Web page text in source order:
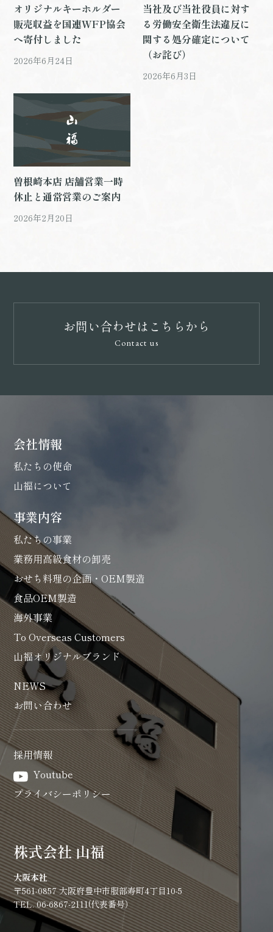
オリジナルキーホルダー
販売収益を国連WFP協会
へ寄付しました
2026年6月24日
当社及び当社役員に対す
る労働安全衛生法違反に
関する処分確定について
（お詫び）
2026年6月3日
曽根崎本店 店舗営業一時
休止と通常営業のご案内
2026年2月20日
お問い合わせはこちらから
Contact us
会社情報
私たちの使命
山福について
事業内容
私たちの事業
業務用高級食材の卸売
おせち料理の企画・OEM製造
食品OEM製造
海外事業
To Overseas Customers
山福オリジナルブランド
NEWS
お問い合わせ
採用情報
Youtube
プライバシーポリシー
株式会社 山福
大阪本社
〒561-0857 大阪府豊中市服部寿町4丁目10-5
TEL. 06-6867-2111(代表番号）